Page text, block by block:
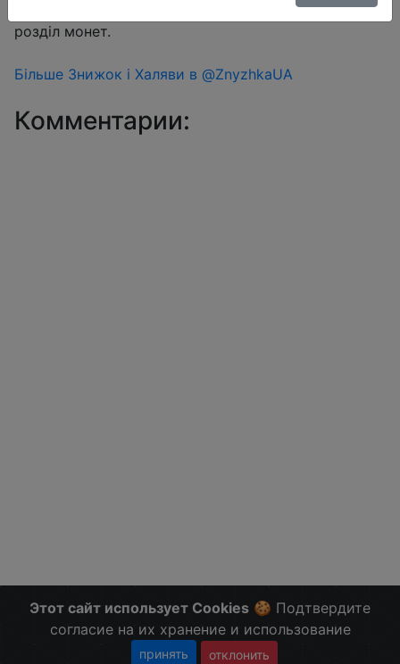
Знижка монетками 347 Coins у додатку через
розділ монет.
Більше Знижок і Халяви в @ZnyzhkaUA
Комментарии:
Этот сайт использует Cookies 🍪 Подтвердите
согласие на их хранение и использование
принять отклонить